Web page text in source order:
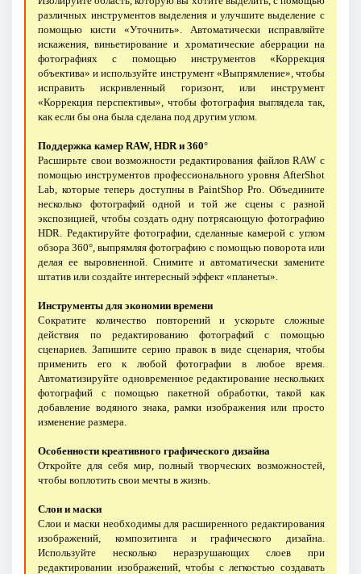
различных инструментов выделения и улучшите выделение с
помощью кисти «Уточнить». Автоматически исправляйте
искажения, виньетирование и хроматические аберрации на
фотографиях с помощью инструментов «Коррекция
объектива» и используйте инструмент «Выпрямление», чтобы
исправить искривленный горизонт, или инструмент
«Коррекция перспективы», чтобы фотография выглядела так,
как если бы она была сделана под другим углом.
Поддержка камер RAW, HDR и 360°
Расширьте свои возможности редактирования файлов RAW с
помощью инструментов профессионального уровня AfterShot
Lab, которые теперь доступны в PaintShop Pro. Объедините
несколько фотографий одной и той же сцены с разной
экспозицией, чтобы создать одну потрясающую фотографию
HDR. Редактируйте фотографии, сделанные камерой с углом
обзора 360°, выпрямляя фотографию с помощью поворота или
делая ее выровненной. Снимите и автоматически замените
штатив или создайте интересный эффект «планеты».
Инструменты для экономии времени
Сократите количество повторений и ускорьте сложные
действия по редактированию фотографий с помощью
сценариев. Запишите серию правок в виде сценария, чтобы
применить его к любой фотографии в любое время.
Автоматизируйте одновременное редактирование нескольких
фотографий с помощью пакетной обработки, такой как
добавление водяного знака, рамки изображения или просто
изменение размера.
Особенности креативного графического дизайна
Откройте для себя мир, полный творческих возможностей,
чтобы воплотить свои мечты в жизнь.
Слои и маски
Слои и маски необходимы для расширенного редактирования
изображений, композитинга и графического дизайна.
Используйте несколько неразрушающих слоев при
редактировании изображений, чтобы с легкостью создавать